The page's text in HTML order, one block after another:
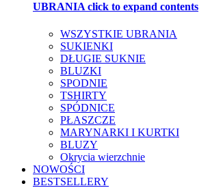
UBRANIAclick to expand contents
WSZYSTKIE UBRANIA
SUKIENKI
DŁUGIE SUKNIE
BLUZKI
SPODNIE
TSHIRTY
SPÓDNICE
PŁASZCZE
MARYNARKI I KURTKI
BLUZY
Okrycia wierzchnie
NOWOŚCI
BESTSELLERY